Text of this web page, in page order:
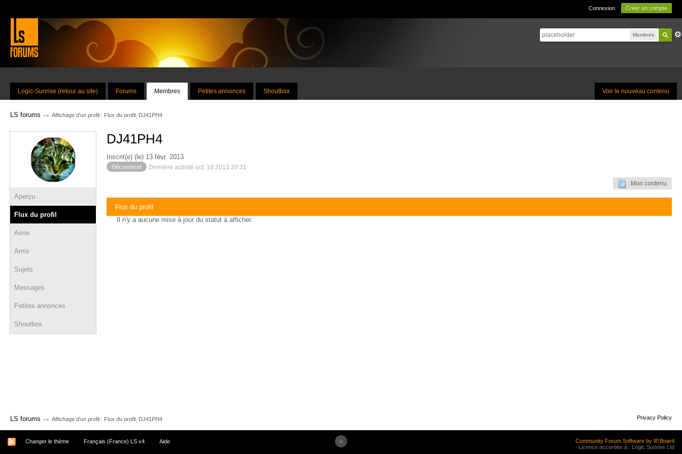
Connexion Créer un compte
Membres
Voir le nouveau contenu
Logic-Sunrise (retour au site) Forums Membres Petites annonces Shoutbox
LS forums → Affichage d'un profil : Flux du profil: DJ41PH4
Aperçu
Flux du profil
Aime
Amis
Sujets
Messages
Petites annonces
Shoutbox
DJ41PH4
Inscrit(e) (le) 13 févr. 2013
Déconnecté Dernière activité oct. 18 2013 20:31
Mon contenu
Flux du profil
Il n'y a aucune mise à jour du statut à afficher.
LS forums → Affichage d'un profil : Flux du profil: DJ41PH4 Privacy Policy
Changer le thème Français (France) LS v4 Aide
Community Forum Software by IP.Board
Licence accordée à : Logic Sunrise Ltd